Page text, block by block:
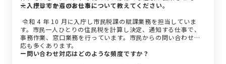
え、摂津市を選びました。
ー入庁してからのお仕事について教えてください。
令和 4 年 10 月に入庁し市民税課の賦課業務を担当していま
す。市民一人ひとりの住民税を計算し決定、通知する仕事で、
事務作業、窓口業務を行っています。市民からの問い合わせ対
応も多くあります。
ー問い合わせ対応はどのような頻度ですか？